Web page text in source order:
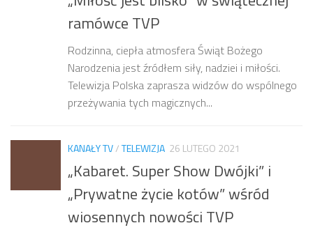
ramówce TVP
Rodzinna, ciepła atmosfera Świąt Bożego
Narodzenia jest źródłem siły, nadziei i miłości.
Telewizja Polska zaprasza widzów do wspólnego
przeżywania tych magicznych...
KANAŁY TV/TELEWIZJA 26 LUTEGO 2021
„Kabaret. Super Show Dwójki” i
„Prywatne życie kotów” wśród
wiosennych nowości TVP